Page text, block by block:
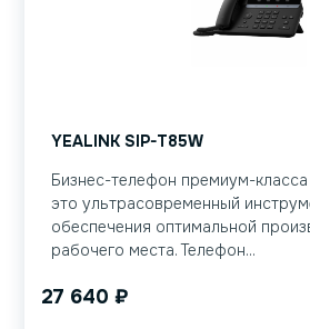
YEALINK SIP-T85W
Бизнес-телефон премиум-
это ультрасовременный
обеспечения оптимальной
рабочего места. Телефон...
27 640 ₽